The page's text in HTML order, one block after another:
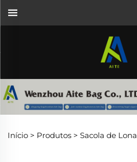
Início > Produtos > Sacola de Lona